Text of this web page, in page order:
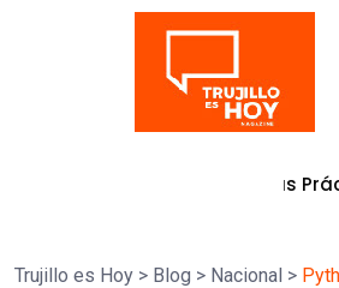
De Buenas Prácticas En Gestión
Trujillo es Hoy > Blog > Nacional >